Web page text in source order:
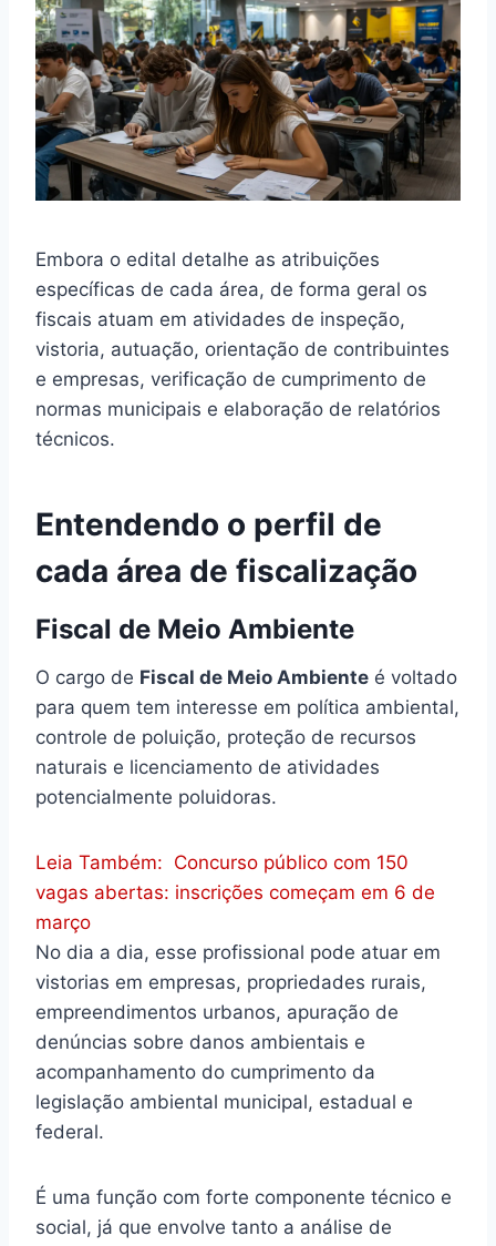
Embora o edital detalhe as atribuições
específicas de cada área, de forma geral os
fiscais atuam em atividades de inspeção,
vistoria, autuação, orientação de contribuintes
e empresas, verificação de cumprimento de
normas municipais e elaboração de relatórios
técnicos.
Entendendo o perfil de
cada área de fiscalização
Fiscal de Meio Ambiente
O cargo de Fiscal de Meio Ambiente é voltado
para quem tem interesse em política ambiental,
controle de poluição, proteção de recursos
naturais e licenciamento de atividades
potencialmente poluidoras.
Leia Também: Concurso público com 150
vagas abertas: inscrições começam em 6 de
março
No dia a dia, esse profissional pode atuar em
vistorias em empresas, propriedades rurais,
empreendimentos urbanos, apuração de
denúncias sobre danos ambientais e
acompanhamento do cumprimento da
legislação ambiental municipal, estadual e
federal.
É uma função com forte componente técnico e
social, já que envolve tanto a análise de